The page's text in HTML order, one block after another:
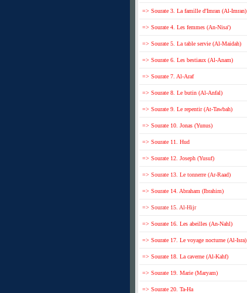
=> Sourate 3. La famille d'Imran (Al-Imran)
=> Sourate 4. Les femmes (An-Nisa')
=> Sourate 5. La table servie (Al-Maidah)
=> Sourate 6. Les bestiaux (Al-Anam)
=> Sourate 7. Al-Araf
=> Sourate 8. Le butin (Al-Anfal)
=> Sourate 9. Le repentir (At-Tawbah)
=> Sourate 10. Jonas (Yunus)
=> Sourate 11. Hud
=> Sourate 12. Joseph (Yusuf)
=> Sourate 13. Le tonnerre (Ar-Raad)
=> Sourate 14. Abraham (Ibrahim)
=> Sourate 15. Al-Hijr
=> Sourate 16. Les abeilles (An-Nahl)
=> Sourate 17. Le voyage nocturne (Al-Isra)
=> Sourate 18. La caverne (Al-Kahf)
=> Sourate 19. Marie (Maryam)
=> Sourate 20. Ta-Ha